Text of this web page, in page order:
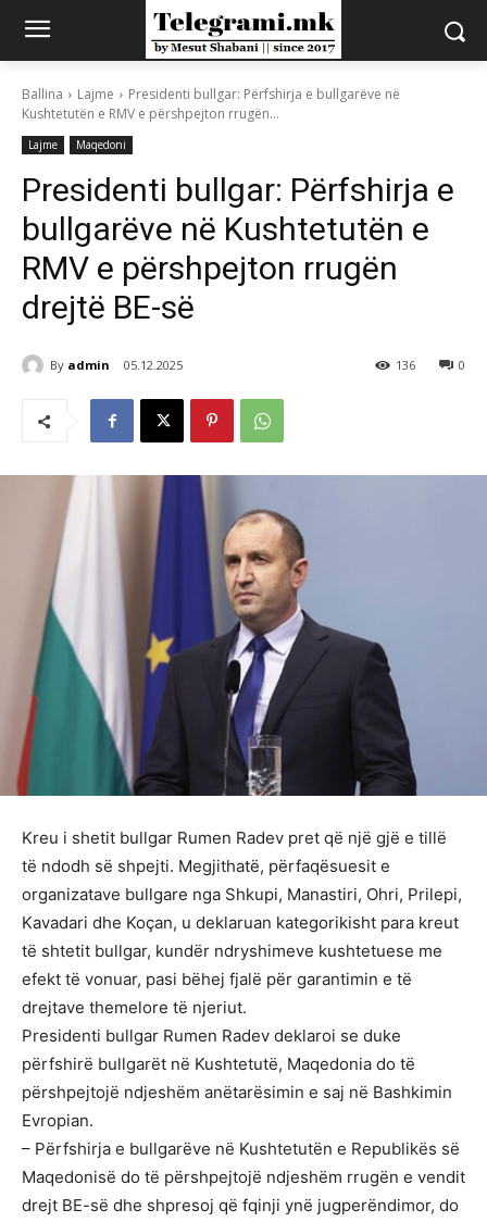
Ballina Lajme
Presidenti bullgar: Përfshirja e bullgarëve në
Kushtetutën e RMV e përshpejton rrugën...
Lajme Maqedoni
Presidenti bullgar: Përfshirja e
bullgarëve në Kushtetutën e
RMV e përshpejton rrugën
drejtë BE-së
By admin 05.12.2025 0
136
Kreu i shetit bullgar Rumen Radev pret që një gjë e tillë
të ndodh së shpejti. Megjithatë, përfaqësuesit e
organizatave bullgare nga Shkupi, Manastiri, Ohri, Prilepi,
Kavadari dhe Koçan, u deklaruan kategorikisht para kreut
të shtetit bullgar, kundër ndryshimeve kushtetuese me
efekt të vonuar, pasi bëhej fjalë për garantimin e të
drejtave themelore të njeriut.
Presidenti bullgar Rumen Radev deklaroi se duke
përfshirë bullgarët në Kushtetutë, Maqedonia do të
përshpejtojë ndjeshëm anëtarësimin e saj në Bashkimin
Evropian.
– Përfshirja e bullgarëve në Kushtetutën e Republikës së
Maqedonisë do të përshpejtojë ndjeshëm rrugën e vendit
drejt BE-së dhe shpresoj që fqinji ynë jugperëndimor, do